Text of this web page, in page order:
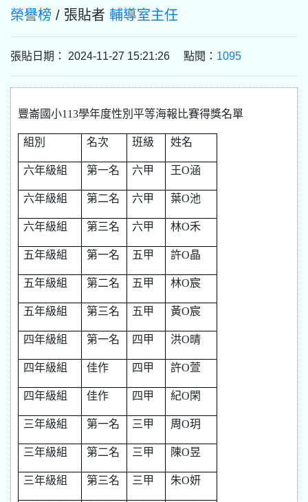
榮譽榜 / 張貼者 輔導室主任
張貼日期： 2024-11-27 15:21:26 點閱： 1095
豐崙國小113學年度性別平等海報比賽得獎名單
組別 名次 班級 姓名
六年級組 第一名 六甲 王O涵
六年級組 第二名 六甲 葉O池
六年級組 第三名 六甲 林O禾
五年級組 第一名 五甲 許O晶
五年級組 第二名 五甲 林O宸
五年級組 第三名 五甲 黃O宸
四年級組 第一名 四甲 洪O晴
四年級組 佳作 四甲 許O萱
四年級組 佳作 四甲 紀O閑
三年級組 第一名 三甲 周O玥
三年級組 第二名 三甲 陳O昱
三年級組 第三名 三甲 朱O妍